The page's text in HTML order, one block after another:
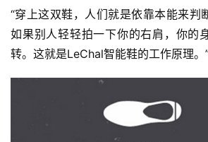
“穿上这双鞋，人们就是依靠本能来判
如果别人轻轻拍一下你的右肩，你的
转。这就是LeChal智能鞋的工作原理。”